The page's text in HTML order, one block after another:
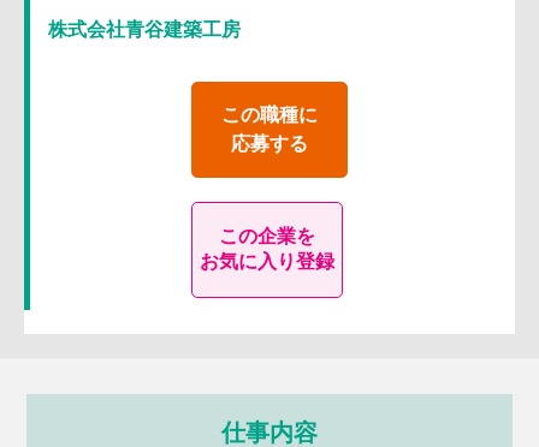
株式会社青谷建築工房
この職種に
応募する
この企業を
お気に入り登録
仕事内容